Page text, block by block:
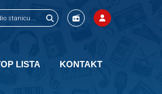
LISTA KONTAKT